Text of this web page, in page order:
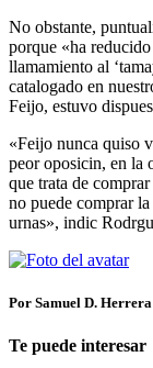
No obstante,
porque «ha
llamamiento al
catalogado en
Feijo, estuvo
«Feijo nunca quiso
peor oposicin, en la
que trata de
no puede comprar
urnas», indic
Por Samuel D. Herrera
Te puede interesar